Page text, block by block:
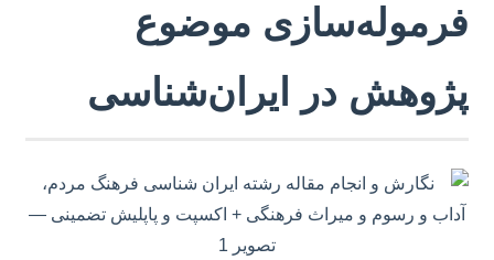
فرموله‌سازی موضوع
پژوهش در ایران‌شناسی